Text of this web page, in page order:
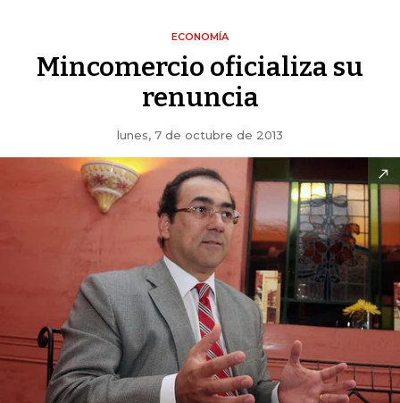
ECONOMÍA
Mincomercio oficializa su
renuncia
lunes, 7 de octubre de 2013